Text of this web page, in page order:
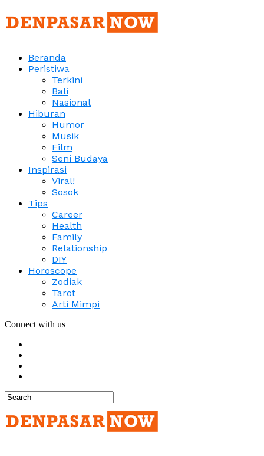
Beranda
Peristiwa
Terkini
Bali
Nasional
Hiburan
Humor
Musik
Film
Seni Budaya
Inspirasi
Viral!
Sosok
Tips
Career
Health
Family
Relationship
DIY
Horoscope
Zodiak
Tarot
Arti Mimpi
Connect with us